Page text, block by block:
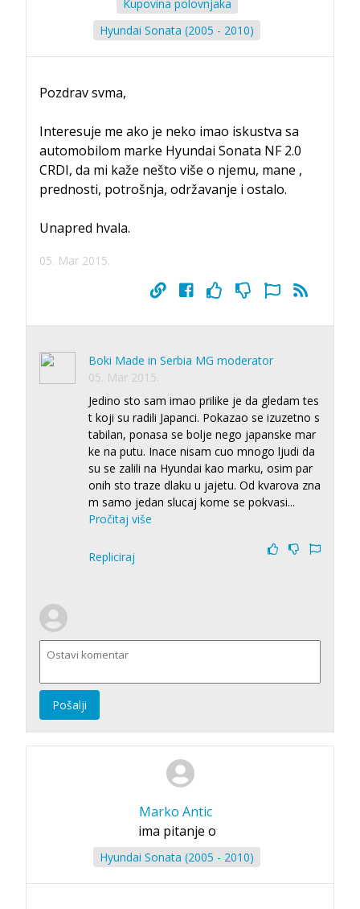
Kupovina polovnjaka
Hyundai Sonata (2005 - 2010)
Pozdrav svma,
Interesuje me ako je neko imao iskustva sa
automobilom marke Hyundai Sonata NF 2.0
CRDI, da mi kaže nešto više o njemu, mane ,
prednosti, potrošnja, održavanje i ostalo.
Unapred hvala.
05. Mar 2015.
Boki Made in Serbia MG moderator
05. Mar 2015.
Jedino sto sam imao prilike je da gledam tes
t koji su radili Japanci. Pokazao se izuzetno s
tabilan, ponasa se bolje nego japanske mar
ke na putu. Inace nisam cuo mnogo ljudi da
su se zalili na Hyundai kao marku, osim par
onih sto traze dlaku u jajetu. Od kvarova zna
m samo jedan slucaj kome se pokvasi...
Pročitaj više
Repliciraj
Pošalji
Marko Antic
ima pitanje o
Hyundai Sonata (2005 - 2010)